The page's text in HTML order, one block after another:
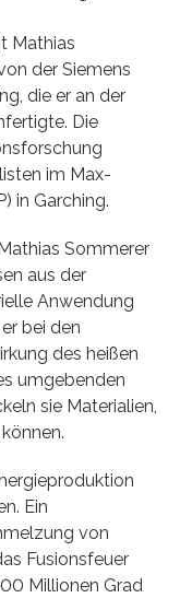
Mathias
der Siemens
die er an der
Die
im Max-
in Garching.
Sommerer
aus der
Anwendung
bei den
des heißen
umgebenden
sie Materialien,
Ein
von
Fusionsfeuer
Millionen Grad